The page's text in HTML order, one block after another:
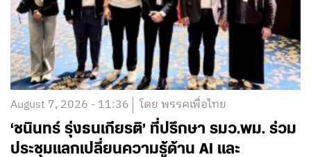
August 7, 2026 - 11:36 โดย พรรคเพื่อไทย
‘ชนินทร์ รุ่งธนเกียรติ’ ที่ปรึกษา รมว.พม. ร่วม
ประชุมแลกเปลี่ยนความรู้ด้าน AI และ